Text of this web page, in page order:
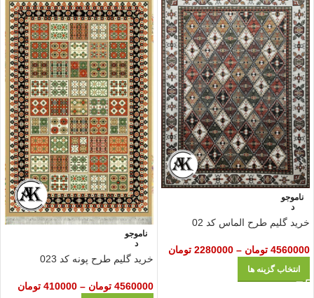
ناموجو
د
خرید گلیم طرح الماس کد 02
4560000 تومان –
2280000 تومان
انتخاب گزینه ها
ناموجو
د
خرید گلیم طرح پونه کد 023
4560000 تومان –
410000 تومان